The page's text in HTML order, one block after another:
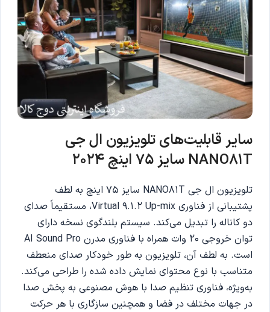
سایر قابلیت‌های تلویزیون ال جی
NANO81T سایز 75 اینچ 2024
تلویزیون ال جی NANO81T سایز 75 اینچ به لطف
پشتیبانی از فناوری Virtual 9.1.2 Up-mix، مستقیماً صدای
دو کاناله را تبدیل می‌کند. سیستم بلندگوی نسخه دارای
توان خروجی 20 وات همراه با فناوری مدرن AI Sound Pro
است. به لطف آن، تلویزیون به طور خودکار صدای منعطف
متناسب با نوع محتوای نمایش داده شده را طراحی می‌کند.
به‌ویژه، فناوری تنظیم صدا با هوش مصنوعی به پخش صدا
در جهات مختلف در فضا و همچنین سازگاری با هر حرکت